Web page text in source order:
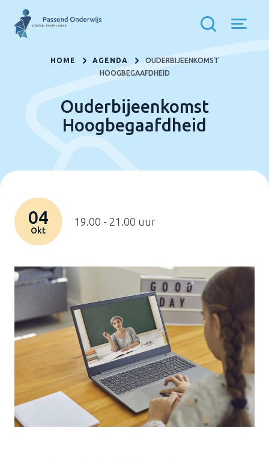
HOME AGENDA
OUDERBIJEENKOMST
HOOGBEGAAFDHEID
Ouderbijeenkomst
Hoogbegaafdheid
04
Okt
19.00 - 21.00 uur